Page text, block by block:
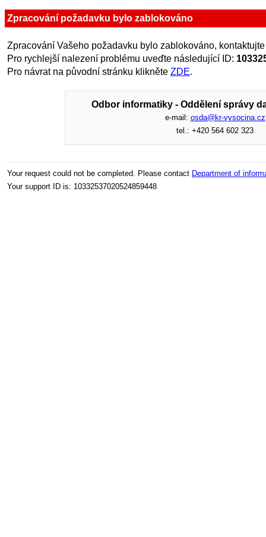
Zpracování požadavku bylo zablokováno
Zpracování Vašeho požadavku bylo zablokováno,
Pro rychlejší nalezení problému uveďte následující ID:
Pro návrat na původní stránku klikněte ZDE.
Odbor informatiky - Oddělení správy
e-mail: osda@kr-vysocina.cz
tel.: +420 564 602 323
Your request could not be completed. Please contact Department of
Your support ID is: 10332537020524859448